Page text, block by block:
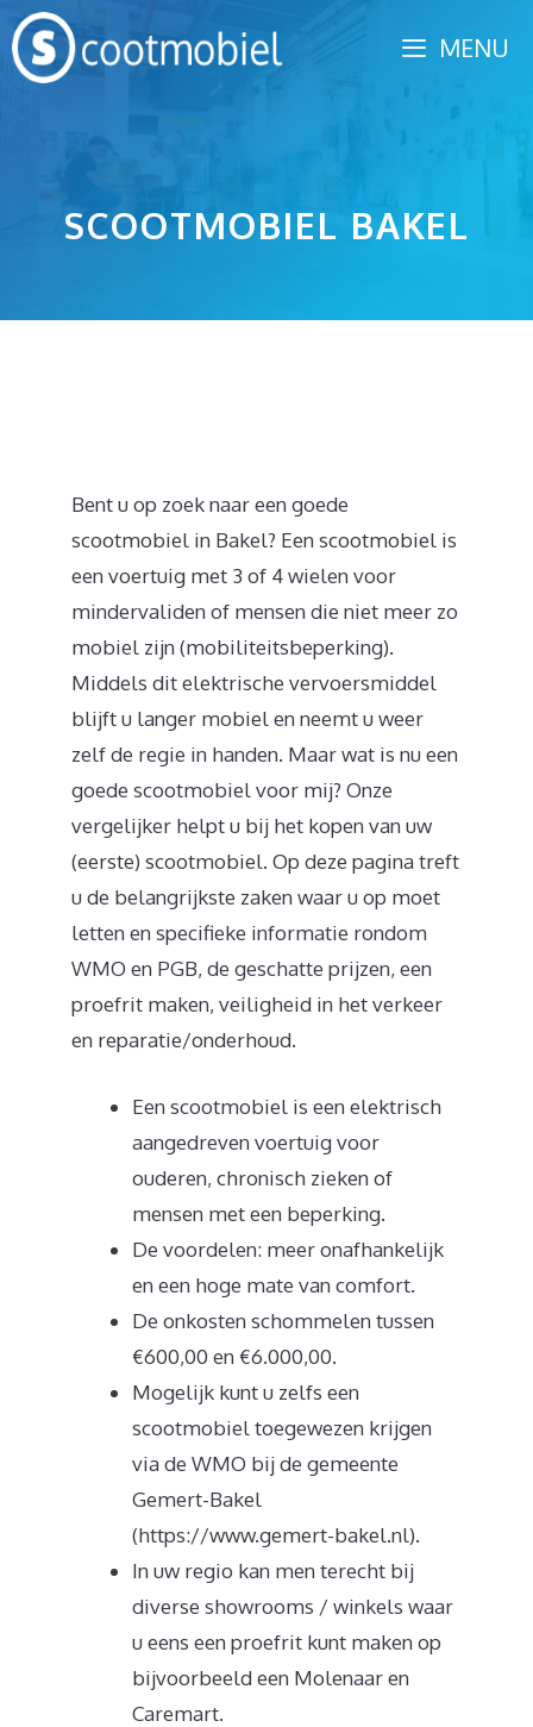
Spring
naar
inhoud
MENU
SCOOTMOBIEL BAKEL
Bent u op zoek naar een goede
scootmobiel in Bakel? Een scootmobiel is
een voertuig met 3 of 4 wielen voor
mindervaliden of mensen die niet meer zo
mobiel zijn (mobiliteitsbeperking).
Middels dit elektrische vervoersmiddel
blijft u langer mobiel en neemt u weer
zelf de regie in handen. Maar wat is nu een
goede scootmobiel voor mij? Onze
vergelijker helpt u bij het kopen van uw
(eerste) scootmobiel. Op deze pagina treft
u de belangrijkste zaken waar u op moet
letten en specifieke informatie rondom
WMO en PGB, de geschatte prijzen, een
proefrit maken, veiligheid in het verkeer
en reparatie/onderhoud.
Een scootmobiel is een elektrisch
aangedreven voertuig voor
ouderen, chronisch zieken of
mensen met een beperking.
De voordelen: meer onafhankelijk
en een hoge mate van comfort.
De onkosten schommelen tussen
€600,00 en €6.000,00.
Mogelijk kunt u zelfs een
scootmobiel toegewezen krijgen
via de WMO bij de gemeente
Gemert-Bakel
(https://www.gemert-bakel.nl).
In uw regio kan men terecht bij
diverse showrooms / winkels waar
u eens een proefrit kunt maken op
bijvoorbeeld een Molenaar en
Caremart.